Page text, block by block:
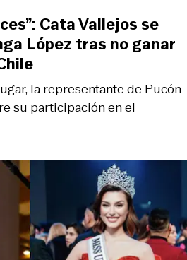
la representante de Pucón
su participación en el
Cata Vallejos se
López tras no ganar